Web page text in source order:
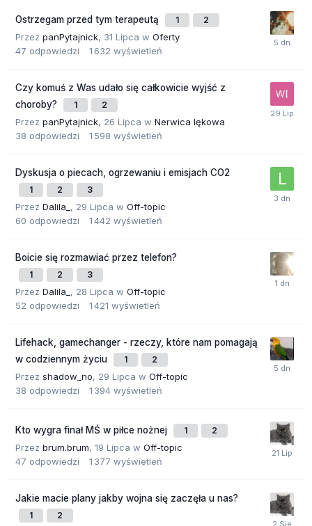
Ostrzegam przed tym terapeutą 1 2
Przez panPytajnick, 31 Lipca w Oferty
47 odpowiedzi 1 632 wyświetleń
Czy komuś z Was udało się całkowicie wyjść z
choroby?
1 2
Przez panPytajnick, 26 Lipca w Nerwica lękowa
38 odpowiedzi 1 598 wyświetleń
Dyskusja o piecach, ogrzewaniu i emisjach CO2
1 2 3
Przez Dalila_ , 29 Lipca w Off-topic
60 odpowiedzi 1 442 wyświetleń
Boicie się rozmawiać przez telefon?
1 2 3
Przez Dalila_ , 28 Lipca w Off-topic
52 odpowiedzi 1 421 wyświetleń
Lifehack, gamechanger - rzeczy, które nam pomagają
w codziennym życiu
1 2
Przez shadow_no, 29 Lipca w Off-topic
38 odpowiedzi 1 394 wyświetleń
Kto wygra finał MŚ w piłce nożnej 1 2
Przez brum.brum, 19 Lipca w Off-topic
47 odpowiedzi 1 377 wyświetleń
Jakie macie plany jakby wojna się zaczęła u nas?
1 2